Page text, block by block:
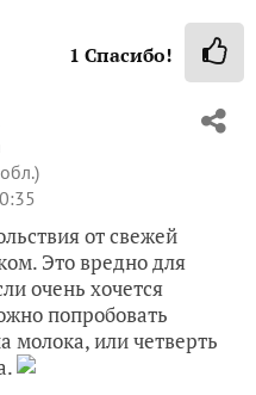
1 Спасибо!
от свежей
Это вредно для
очень хочется
попробовать
молока, или четверть